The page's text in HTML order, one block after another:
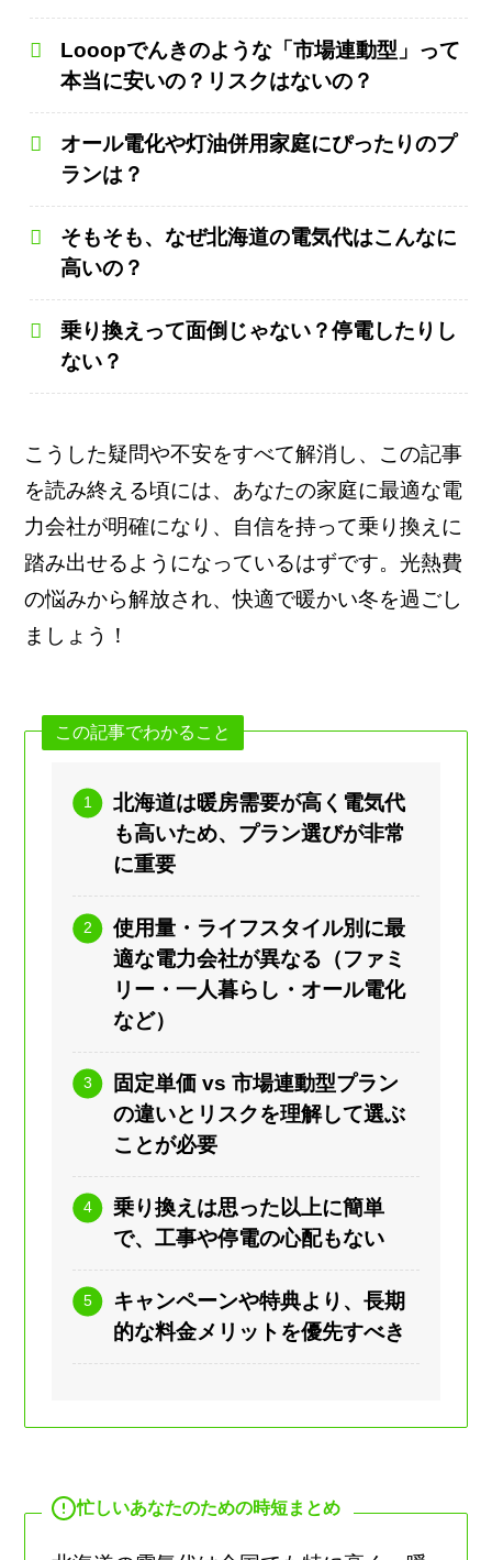
Looopでんきのような「市場連動型」って
本当に安いの？リスクはないの？
オール電化や灯油併用家庭にぴったりのプ
ランは？
そもそも、なぜ北海道の電気代はこんなに
高いの？
乗り換えって面倒じゃない？停電したりし
ない？
こうした疑問や不安をすべて解消し、この記事
を読み終える頃には、あなたの家庭に最適な電
力会社が明確になり、自信を持って乗り換えに
踏み出せるようになっているはずです。光熱費
の悩みから解放され、快適で暖かい冬を過ごし
ましょう！
この記事でわかること
北海道は暖房需要が高く電気代
も高いため、プラン選びが非常
に重要
使用量・ライフスタイル別に最
適な電力会社が異なる（ファミ
リー・一人暮らし・オール電化
など）
固定単価 vs 市場連動型プラン
の違いとリスクを理解して選ぶ
ことが必要
乗り換えは思った以上に簡単
で、工事や停電の心配もない
キャンペーンや特典より、長期
的な料金メリットを優先すべき
忙しいあなたのための時短まとめ